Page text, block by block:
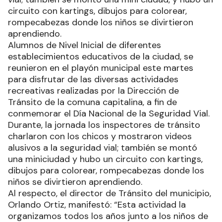
circuito con kartings, dibujos para colorear,
rompecabezas donde los niños se divirtieron
aprendiendo.
Alumnos de Nivel Inicial de diferentes
establecimientos educativos de la ciudad, se
reunieron en el playón municipal este martes
para disfrutar de las diversas actividades
recreativas realizadas por la Dirección de
Tránsito de la comuna capitalina, a fin de
conmemorar el Día Nacional de la Seguridad Vial.
Durante, la jornada los inspectores de tránsito
charlaron con los chicos y mostraron videos
alusivos a la seguridad vial; también se montó
una miniciudad y hubo un circuito con kartings,
dibujos para colorear, rompecabezas donde los
niños se divirtieron aprendiendo.
Al respecto, el director de Tránsito del municipio,
Orlando Ortiz, manifestó: “Esta actividad la
organizamos todos los años junto a los niños de